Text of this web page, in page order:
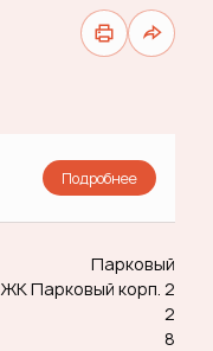
Подробнее
Парковый
ЖК Парковый корп. 2
2
8